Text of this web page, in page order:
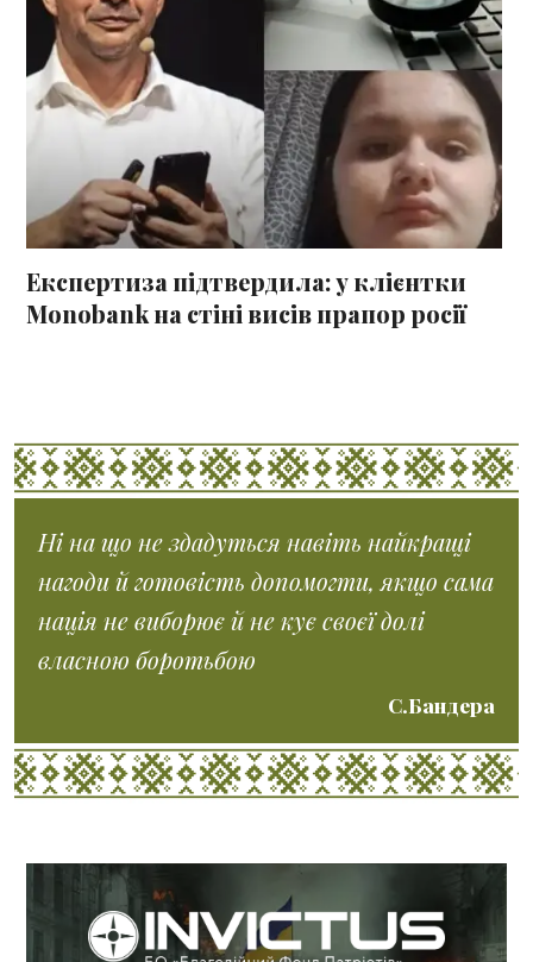
Експертиза підтвердила: у клієнтки
Monobank на стіні висів прапор росії
Ні на що не здадуться навіть найкращі
нагоди й готовість допомогти, якщо сама
нація не виборює й не кує своєї долі
власною боротьбою
С.Бандера